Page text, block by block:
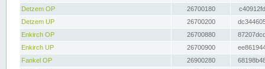
Detzem OP
26700180
Detzem UP
26700200
Enkirch OP
26700880
Enkirch UP
26700900
Fankel OP
26900280